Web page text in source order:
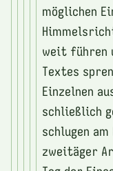
möglichen
weit führen
Textes
Einzelnen
schließlich
schlugen
zweitäger